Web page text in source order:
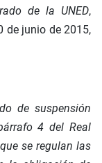
de la UNED,
de junio de 2015,
de suspensión
4 del Real
se regulan las